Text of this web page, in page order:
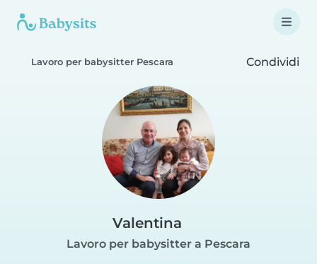
Lavoro per babysitter Pescara Condividi
Valentina
Lavoro per babysitter a Pescara